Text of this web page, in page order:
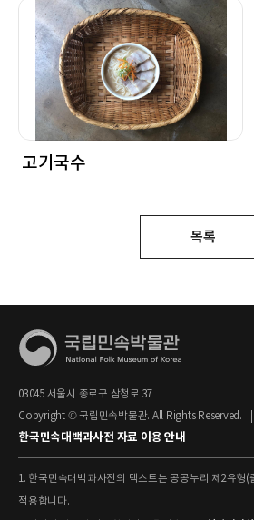
고기국수
목록
03045 서울시 종로구 삼청로 37
Copyright © 국립민속박물관. All Rights Reserved.
한국민속대백과사전 자료 이용 안내
1. 한국민속대백과사전의 텍스트는 공공누리 제2유형
적용합니다.